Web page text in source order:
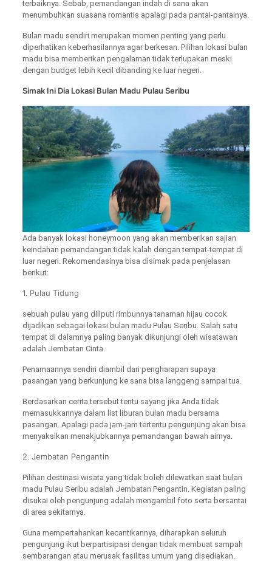
terbaiknya. Sebab, pemandangan indah di sana akan
menumbuhkan suasana romantis apalagi pada pantai-pantainya.
Bulan madu sendiri merupakan momen penting yang perlu
diperhatikan keberhasilannya agar berkesan. Pilihan lokasi bulan
madu bisa memberikan pengalaman tidak terlupakan meski
dengan budget lebih kecil dibanding ke luar negeri.
Simak Ini Dia Lokasi Bulan Madu Pulau Seribu
Ada banyak lokasi honeymoon yang akan memberikan sajian
keindahan pemandangan tidak kalah dengan tempat-tempat di
luar negeri. Rekomendasinya bisa disimak pada penjelasan
berikut:
1. Pulau Tidung
sebuah pulau yang diliputi rimbunnya tanaman hijau cocok
dijadikan sebagai lokasi bulan madu Pulau Seribu. Salah satu
tempat di dalamnya paling banyak dikunjungi oleh wisatawan
adalah Jembatan Cinta.
Penamaannya sendiri diambil dari pengharapan supaya
pasangan yang berkunjung ke sana bisa langgeng sampai tua.
Berdasarkan cerita tersebut tentu sayang jika Anda tidak
memasukkannya dalam list liburan bulan madu bersama
pasangan. Apalagi pada jam-jam tertentu pengunjung akan bisa
menyaksikan menakjubkannya pemandangan bawah airnya.
2. Jembatan Pengantin
Pilihan destinasi wisata yang tidak boleh dilewatkan saat bulan
madu Pulau Seribu adalah Jembatan Pengantin. Kegiatan paling
disukai oleh pengunjung adalah mengambil foto serta bersantai
di area sekitarnya.
Guna mempertahankan kecantikannya, diharapkan seluruh
pengunjung ikut berpartisipasi dengan tidak membuat sampah
sembarangan atau merusak fasilitas umum yang disediakan.